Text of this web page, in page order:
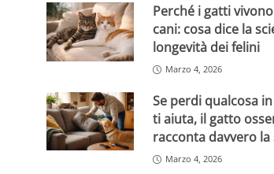
Perché i gatti
cani: cosa dice la
longevità dei felini
Marzo 4, 2026
Se perdi qualcosa
ti aiuta, il gatto
racconta davvero la
Marzo 4, 2026